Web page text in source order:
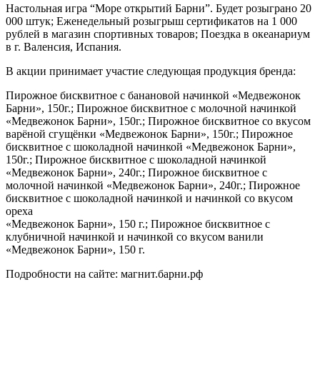
Настольная игра “Море открытий Барни”. Будет розыграно 20
000 штук; Еженедельный розыгрыш сертификатов на 1 000
рублей в магазин спортивных товаров; Поездка в океанариум
в г. Валенсия, Испания.
В акции принимает участие следующая продукция бренда:
Пирожное бисквитное с банановой начинкой «Медвежонок
Барни», 150г.; Пирожное бисквитное с молочной начинкой
«Медвежонок Барни», 150г.; Пирожное бисквитное со вкусом
варёной сгущёнки «Медвежонок Барни», 150г.; Пирожное
бисквитное с шоколадной начинкой «Медвежонок Барни»,
150г.; Пирожное бисквитное с шоколадной начинкой
«Медвежонок Барни», 240г.; Пирожное бисквитное с
молочной начинкой «Медвежонок Барни», 240г.; Пирожное
бисквитное с шоколадной начинкой и начинкой со вкусом
ореха
«Медвежонок Барни», 150 г.; Пирожное бисквитное с
клубничной начинкой и начинкой со вкусом ванили
«Медвежонок Барни», 150 г.
Подробности на сайте: магнит.барни.рф